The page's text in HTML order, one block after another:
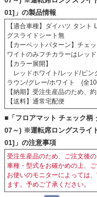
01]」の製品情報
【適合車種】ダイハツ タン
グスライドシート無
【カーペットパターン】チ
ワイトのみフチカラーはレッ
【カラー展開】
レッドホワイト/レッド/ピン
ラウン/グレー/ホワイト (全
【納期】受注生産品のため、
【送料】通常宅配便
■「フロアマット チェック
07～) ※運転席ロングスライ
01]」の注意事項
受注生産品のため、ご注文後
車種・型式をお確かめの上、ご
お使いのモニターによっては
ます。予めご了承ください。